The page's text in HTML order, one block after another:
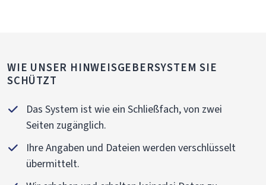
WIE UNSER HINWEISGEBERSYSTEM SIE
SCHÜTZT
Das System ist wie ein Schließfach, von zwei
Seiten zugänglich.
Ihre Angaben und Dateien werden verschlüsselt
übermittelt.